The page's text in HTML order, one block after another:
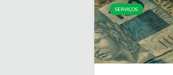
SERVIÇOS